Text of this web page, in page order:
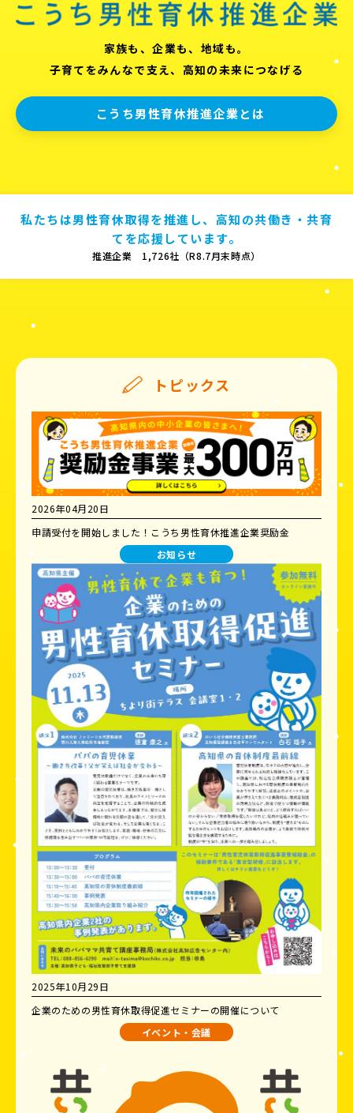
家族も、企業も、地域も。
子育てをみんなで支え、高知の未来につなげる
こうち男性育休推進企業とは
私たちは男性育休取得を推進し、高知の共働き・共育
てを応援しています。
推進企業 1,726社（R8.7月末時点）
トピックス
2026年04月20日
申請受付を開始しました！こうち男性育休推進企業奨励金
お知らせ
2025年10月29日
企業のための男性育休取得促進セミナーの開催について
イベント・会議